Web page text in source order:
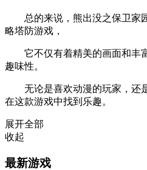
总的来说，熊出没之保卫家
略塔防游戏，
它不仅有着精美的画面和丰
趣味性。
无论是喜欢动漫的玩家，还
在这款游戏中找到乐趣。
展开全部
收起
最新游戏